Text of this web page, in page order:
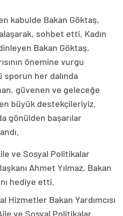
kabulde Bakan Göktaş,
sohbet etti. Kadın
Bakan Göktaş,
önemine vurgu
sporun her dalında
güvenen ve geleceğe
büyük destekçileriyiz.
gönülden başarılar
ve Sosyal Politikalar
Ahmet Yılmaz, Bakan
hediye etti.
Hizmetler Bakan Yardımcısı
ve Sosyal Politikalar